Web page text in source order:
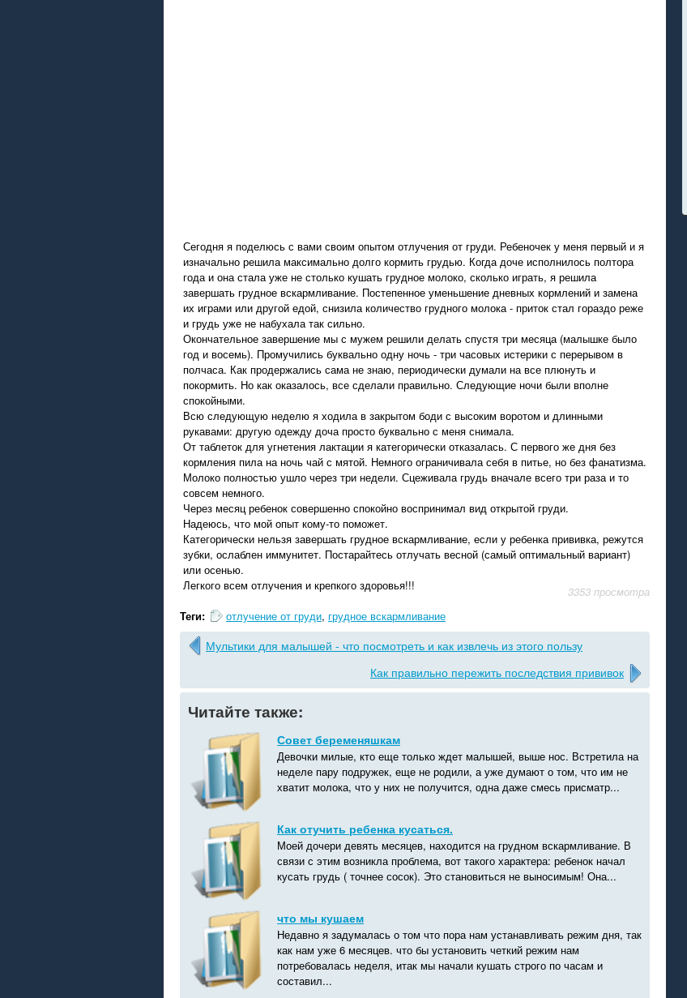
Сегодня я поделюсь с вами своим опытом отлучения от груди. Ребеночек у меня первый и я
изначально решила максимально долго кормить грудью. Когда доче исполнилось полтора
года и она стала уже не столько кушать грудное молоко, сколько играть, я решила
завершать грудное вскармливание. Постепенное уменьшение дневных кормлений и замена
их играми или другой едой, снизила количество грудного молока - приток стал гораздо реже
и грудь уже не набухала так сильно.
Окончательное завершение мы с мужем решили делать спустя три месяца (малышке было
год и восемь). Промучились буквально одну ночь - три часовых истерики с перерывом в
полчаса. Как продержались сама не знаю, периодически думали на все плюнуть и
покормить. Но как оказалось, все сделали правильно. Следующие ночи были вполне
спокойными.
Всю следующую неделю я ходила в закрытом боди с высоким воротом и длинными
рукавами: другую одежду доча просто буквально с меня снимала.
От таблеток для угнетения лактации я категорически отказалась. С первого же дня без
кормления пила на ночь чай с мятой. Немного ограничивала себя в питье, но без фанатизма.
Молоко полностью ушло через три недели. Сцеживала грудь вначале всего три раза и то
совсем немного.
Через месяц ребенок совершенно спокойно воспринимал вид открытой груди.
Надеюсь, что мой опыт кому-то поможет.
Категорически нельзя завершать грудное вскармливание, если у ребенка прививка, режутся
зубки, ослаблен иммунитет. Постарайтесь отлучать весной (самый оптимальный вариант)
или осенью.
Легкого всем отлучения и крепкого здоровья!!!
3353 просмотра
Теги:
отлучение от груди, грудное вскармливание
Мультики для малышей - что посмотреть и как извлечь из этого пользу
Как правильно пережить последствия прививок
Читайте также:
Совет беременяшкам
Девочки милые, кто еще только ждет малышей, выше нос. Встретила на
неделе пару подружек, еще не родили, а уже думают о том, что им не
хватит молока, что у них не получится, одна даже смесь присматр...
Как отучить ребенка кусаться.
Моей дочери девять месяцев, находится на грудном вскармливание. В
связи с этим возникла проблема, вот такого характера: ребенок начал
кусать грудь ( точнее сосок). Это становиться не выносимым! Она...
что мы кушаем
Недавно я задумалась о том что пора нам устанавливать режим дня, так
как нам уже 6 месяцев. что бы установить четкий режим нам
потребовалась неделя, итак мы начали кушать строго по часам и
составил...